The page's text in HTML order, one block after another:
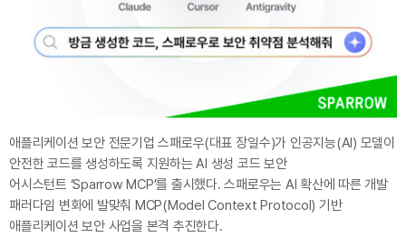
애플리케이션 보안 전문기업 스패로우(대표 장일수)가 인공지능(AI) 모델이
안전한 코드를 생성하도록 지원하는 AI 생성 코드 보안
어시스턴트 ‘Sparrow MCP’를 출시했다. 스패로우는 AI 확산에 따른 개발
패러다임 변화에 발맞춰 MCP(Model Context Protocol) 기반
애플리케이션 보안 사업을 본격 추진한다.